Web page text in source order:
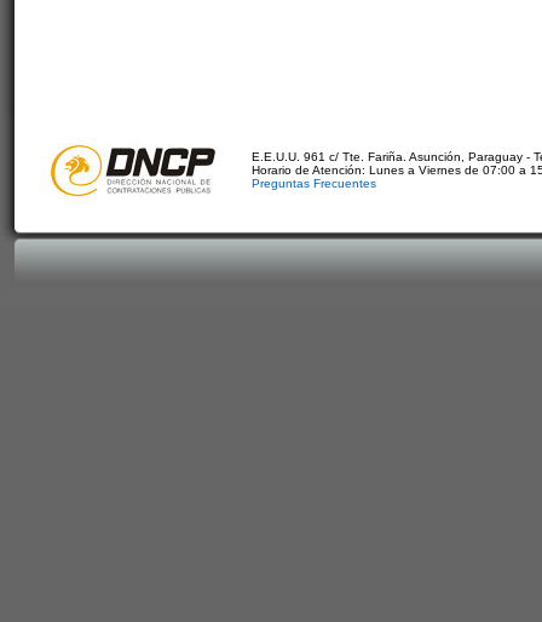
E.E.U.U. 961 c/ Tte. Fariña. Asunción, Paraguay -
Horario de Atención: Lunes a Viernes de 07:00 a
Preguntas Frecuentes